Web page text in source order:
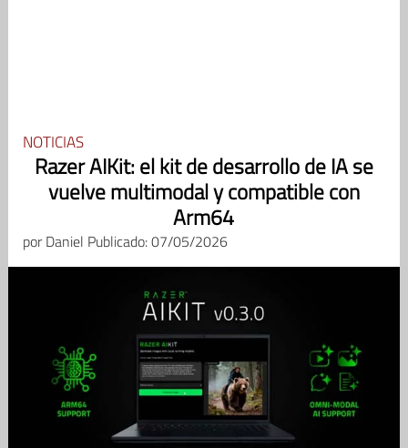
NOTICIAS
Razer AIKit: el kit de desarrollo de IA se
vuelve multimodal y compatible con
Arm64
porDaniel Publicado: 07/05/2026